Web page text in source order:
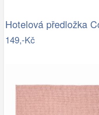
149,-Kč